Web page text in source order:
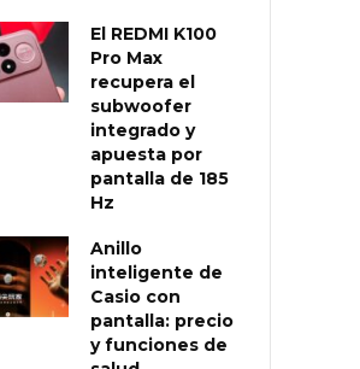
El REDMI K100
Pro Max
recupera el
subwoofer
integrado y
apuesta por
pantalla de 185
Hz
Anillo
inteligente de
Casio con
pantalla: precio
y funciones de